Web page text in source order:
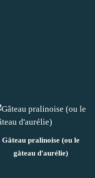
Gâteau pralinoise (ou le
gâteau d'aurélie)